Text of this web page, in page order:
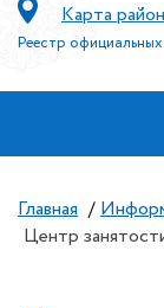
Карта
Реестр
Главная /
Центр